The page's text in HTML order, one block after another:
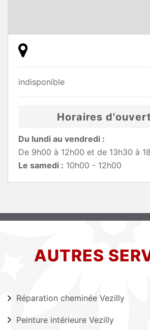
indisponible
Horaires
Du lundi au vendredi :
De 9h00 à 12h00 et de 13h30 à
Le samedi : 10h00 - 12h00
AUTRES
Réparation cheminée Vezilly
Peinture intérieure Vezilly